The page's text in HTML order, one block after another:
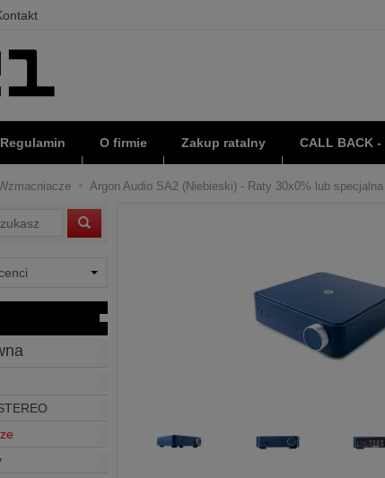
Regulamin O firmie Zakup ratalny CALL BACK
Argon Audio SA2 (Niebieski) - Raty 30x0% lub specjalna